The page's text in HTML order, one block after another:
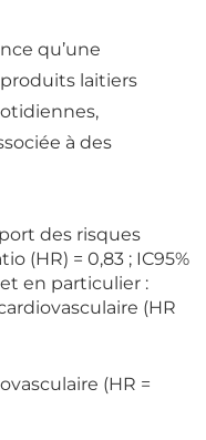
qu’une
laitiers
à des
des risques
(HR) = 0,83 ; IC95%
et en particulier :
(HR
(HR =